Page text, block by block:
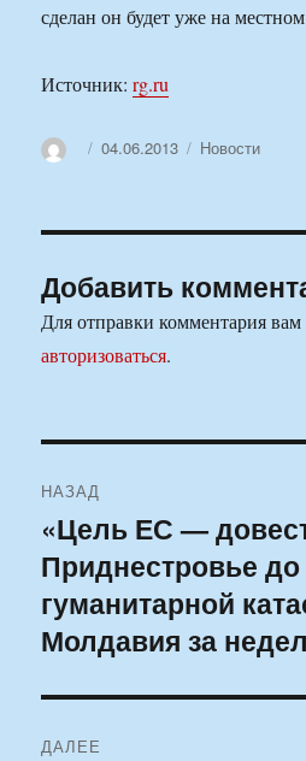
сделан он будет уже на
Источник:rg.ru
АвторОпубликовано
04.06.2013 Рубрики
Новости
Добавить
Для отправки комментария
авторизоваться.
по
записям
НАЗАД
Предыдущая
запись:
«Цель ЕС —
Приднестровье до
гуманитарной
Молдавия за
ДАЛЕЕ